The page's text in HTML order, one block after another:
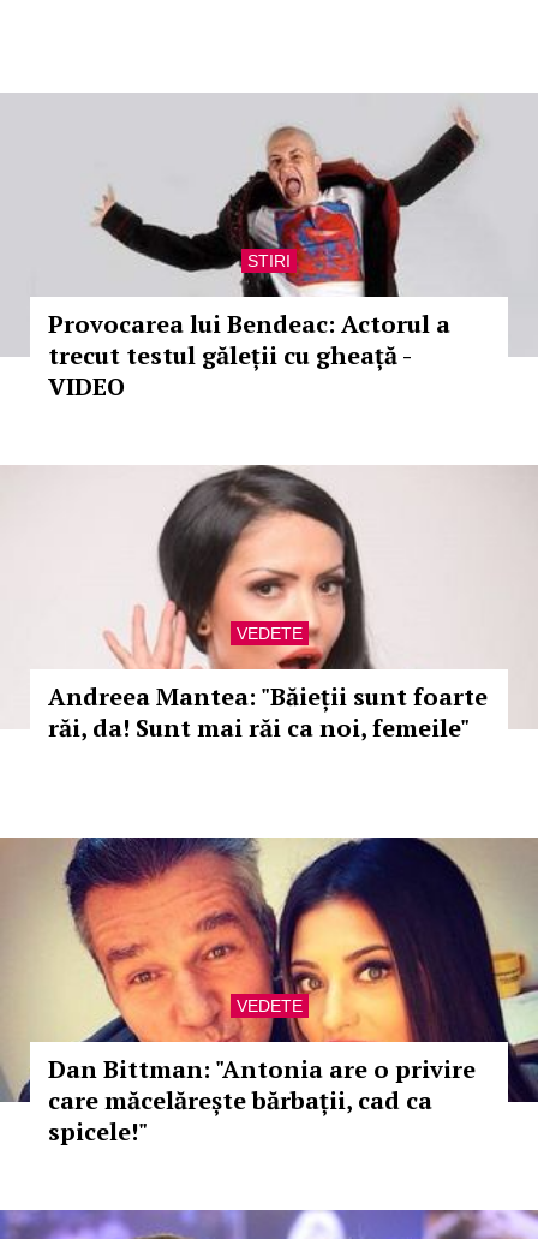
STIRI
Provocarea lui Bendeac: Actorul a
trecut testul găleții cu gheață -
VIDEO
VEDETE
Andreea Mantea: "Băieții sunt foarte
răi, da! Sunt mai răi ca noi, femeile"
VEDETE
Dan Bittman: "Antonia are o privire
care măcelărește bărbații, cad ca
spicele!"